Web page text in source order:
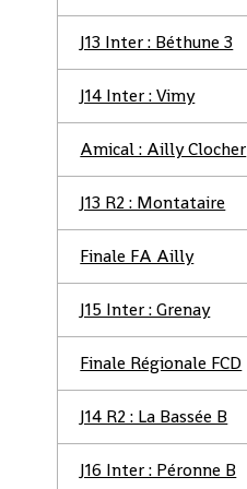
J13 Inter : Béthune 3
J14 Inter : Vimy
Amical : Ailly Clocher
J13 R2 : Montataire
Finale FA Ailly
J15 Inter : Grenay
Finale Régionale FCD
J14 R2 : La Bassée B
J16 Inter : Péronne B